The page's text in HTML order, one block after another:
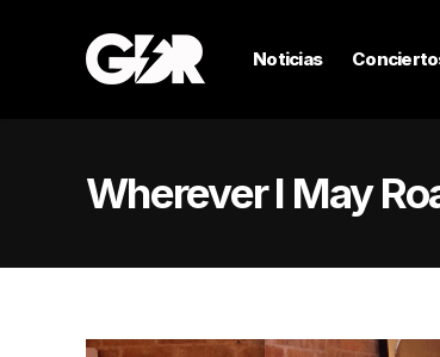
Noticias
Wherever I May